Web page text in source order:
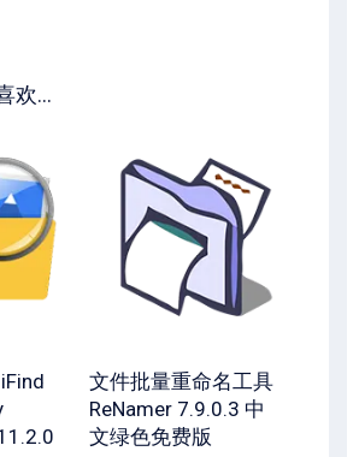
欢...
文件批量重命名工具
ReNamer 7.9.0.3 中
文绿色免费版